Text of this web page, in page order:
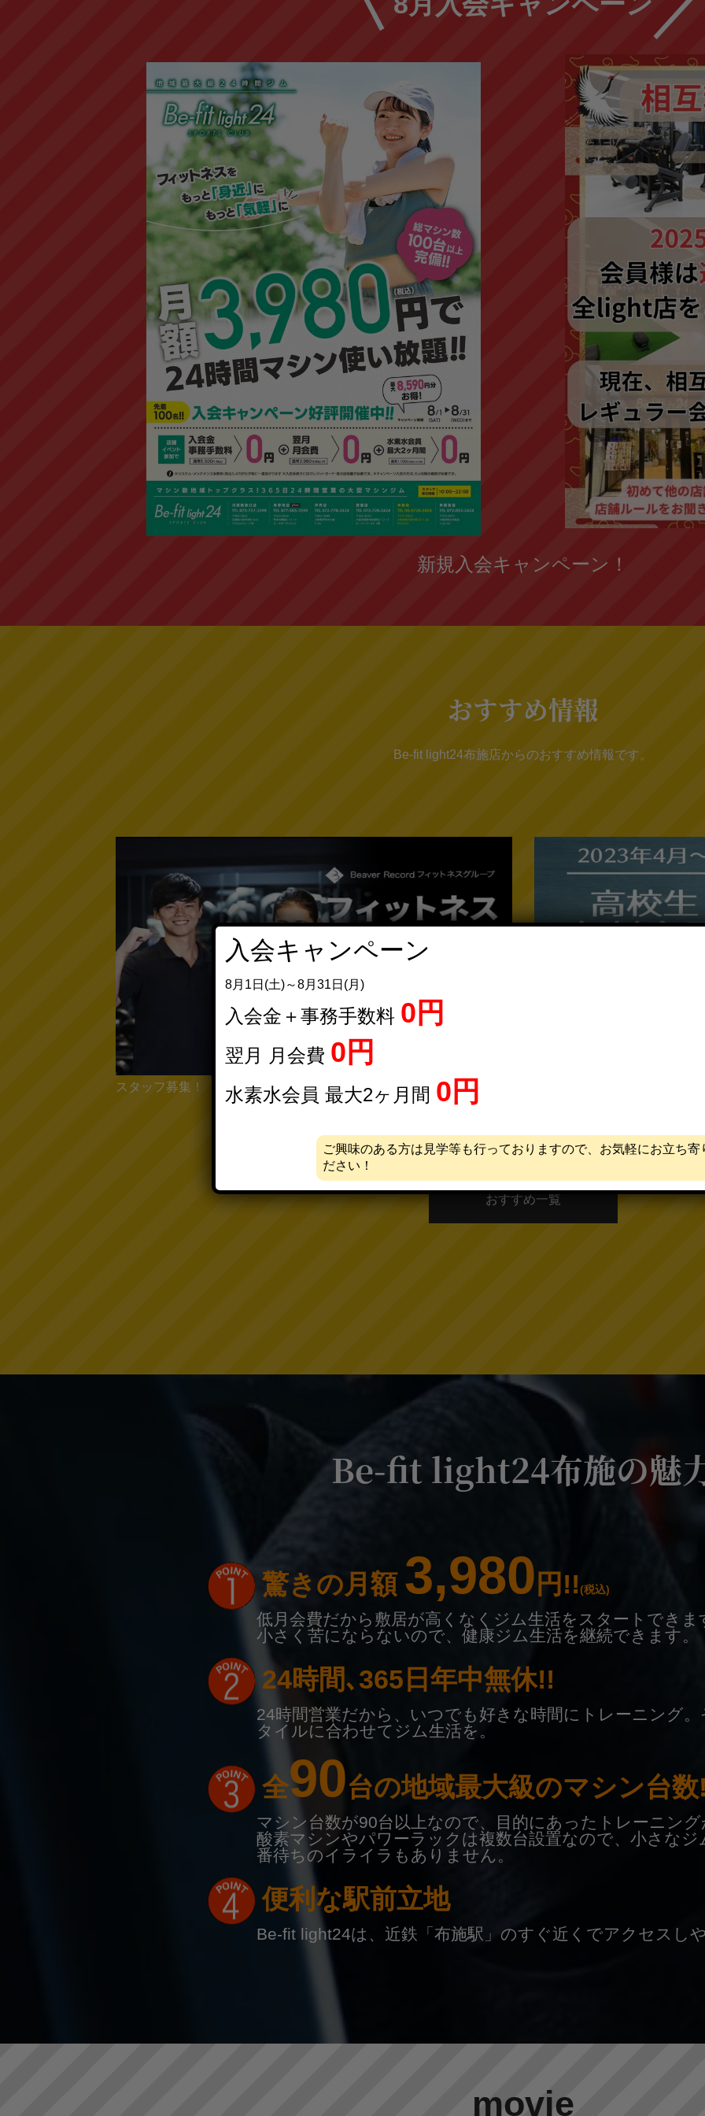
新規入会キャンペーン！
おすすめ情報
Be-fit light24布施店からのおすすめ情報です。
高校生無料会員大募集！
おすすめ一覧
Be-fit light24布施の魅
驚きの月額 3,980 円!!(税込)
低月会費だから敷居が高くなくジム生活をスタートできま
小さく苦にならないので、健康ジム生活を継続できます。
24時間､365日年中無休!!
24時間営業だから、いつでも好きな時間にトレーニング
タイルに合わせてジム生活を。
全90台の地域最大級のマシン台数
マシン台数が90台以上なので、目的にあったトレーニン
酸素マシンやパワーラックは複数台設置なので、小さな
番待ちのイライラもありません。
便利な駅前立地
Be-fit light24は、近鉄「布施駅」のすぐ近くでアクセスし
movie
入会キャンペーン
8月1日(土)～8月31日(月)
入会金＋事務手数料 0円
翌月 月会費 0円
水素水会員 最大2ヶ月間 0円
ご興味のある方は見学等も行っておりますので、お気軽にお立ち寄
ださい！